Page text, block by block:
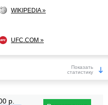
WIKIPEDIA »
UFC.COM »
Показать
статистику
р.